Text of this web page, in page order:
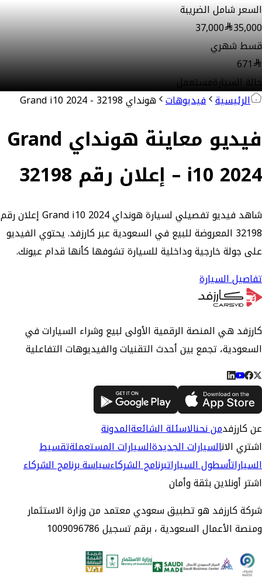
السعر شامل الضريبة
35,000
37,000
قسط شهري
671
حالة السيارةمستعمل
الرئيسية فيديوهات هونداي Grand i10 2024 - 32198
فيديو معاينة هونداي Grand
i10 2024 – إعلان رقم 32198
شاهد فيديو تفصيلي لسيارة هونداي Grand i10 2024 إعلان رقم
32198 المعروضة للبيع في السعودية عبر كارزفد. يحتوي الفيديو
على جولة خارجية وداخلية للسيارة تشوفها كأنها قدام عيونك.
تفاصيل السيارة
كارزفد هي المنصة الرقمية الأولى لبيع وشراء السيارات في
السعودية، تجمع بين أحدث التقنيات والفيديوهات التفاعلية
عن كارزفدمن نحنالاسئلة الشائعةالمدونة
اشتري الانالسيارات الجديدةالسيارات المستعملةتقسيط
السياراتأسطول السياراتبرنامج الشركاءسياسة برنامج الشركاء
اشتر أونلاين بثقة وأمان
شركة كارزفد هو تطبيق سعودي معتمد من وزارة الاستثمار
ومنصة الأعمال السعودية ، برقم تسجيل 1009096786